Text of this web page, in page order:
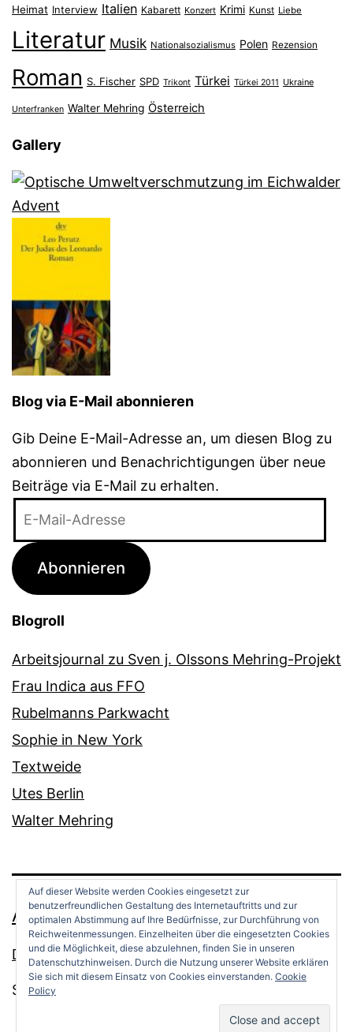
Heimat Interview Italien Kabarett Konzert Krimi Kunst Liebe
Literatur Musik Nationalsozialismus Polen Rezension
Roman S. Fischer SPD Trikont Türkei Türkei 2011 Ukraine
Unterfranken Walter Mehring Österreich
Gallery
Blog via E-Mail abonnieren
Gib Deine E-Mail-Adresse an, um diesen Blog zu
abonnieren und Benachrichtigungen über neue
Beiträge via E-Mail zu erhalten.
Adresse
Abonnieren
Blogroll
Arbeitsjournal zu Sven j. Olssons Mehring-Projekt
Frau Indica aus FFO
Rubelmanns Parkwacht
Sophie in New York
Textweide
Utes Berlin
Walter Mehring
ANDREAS OPPERMANN
Datenschutz
Stolz präsentiert von
Auf dieser Website werden Cookies eingesetzt zur
benutzerfreundlichen Gestaltung des Internetauftritts und zur
optimalen Abstimmung auf Ihre Bedürfnisse, zur Durchführung von
Reichweitenmessungen. Einzelheiten über die eingesetzten Cookies
und die Möglichkeit, diese abzulehnen, finden Sie in unseren
Datenschutzhinweisen. Durch die Nutzung unserer Website erklären
Sie sich mit diesem Einsatz von Cookies einverstanden. Cookie
Policy